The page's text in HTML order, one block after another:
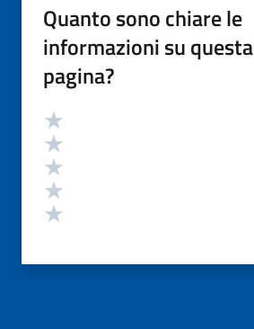
Quanto sono chiare le
informazioni su questa
pagina?
Valutazione